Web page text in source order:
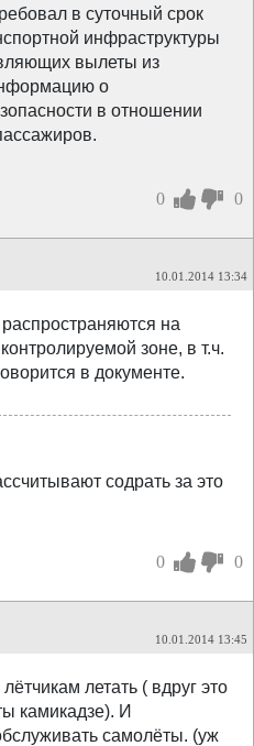
в суточный срок
инфраструктуры
вылеты из
о
в отношении
0 0
10.01.2014 13:34
на
зоне, в т.ч.
в документе.
содрать за это
0 0
10.01.2014 13:45
летать ( вдруг это
камикадзе). И
самолёты. (уж